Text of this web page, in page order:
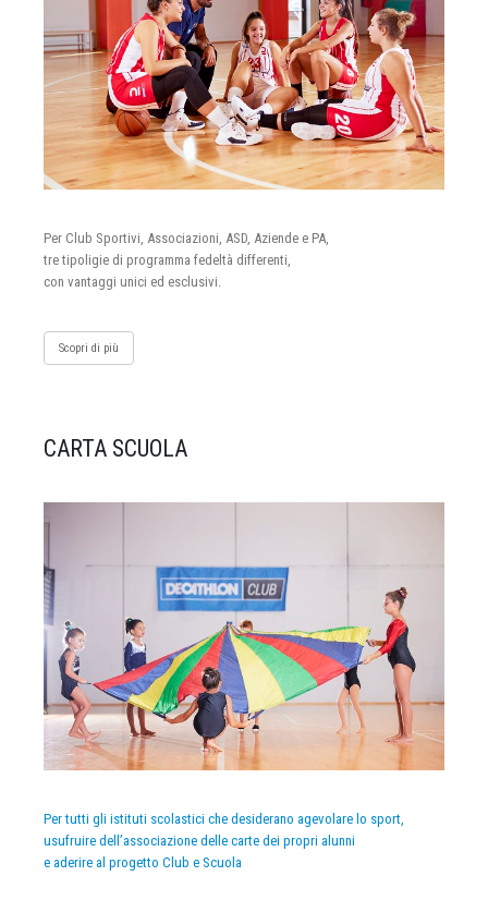
Per Club Sportivi, Associazioni, ASD, Aziende e PA,
tre tipoligie di programma fedeltà differenti,
con vantaggi unici ed esclusivi.
Scopri di più
CARTA SCUOLA
Per tutti gli istituti scolastici che desiderano agevolare lo sport,
usufruire dell’associazione delle carte dei propri alunni
e aderire al progetto Club e Scuola